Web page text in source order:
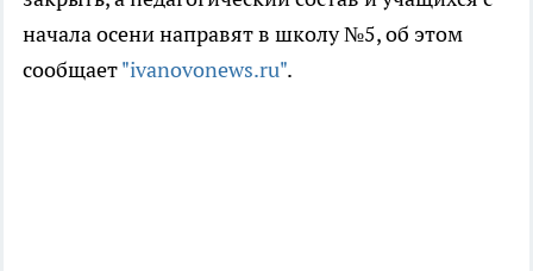
начала осени направят в школу №5, об этом
сообщает"ivanovonews.ru".